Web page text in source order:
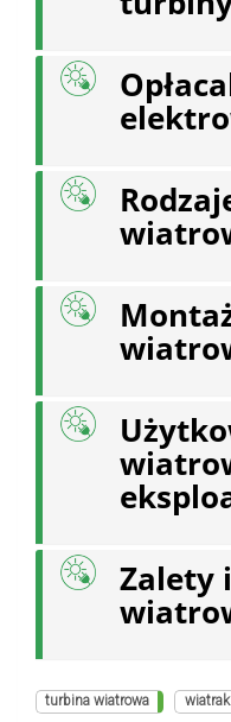
Zalety
turbina wiatrowa wiatrak